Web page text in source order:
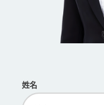
姓名